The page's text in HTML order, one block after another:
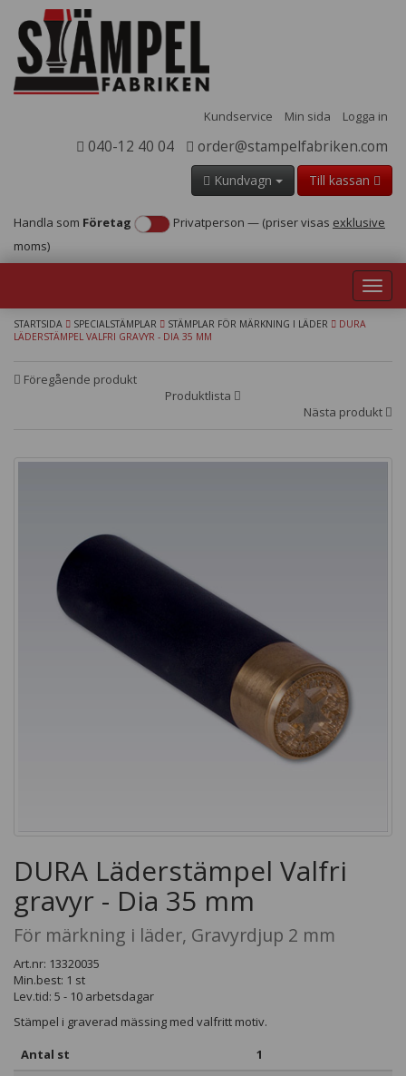
Kundservice Min sida Logga in
040-12 40 04 order@stampelfabriken.com
Kundvagn Till kassan
Handla som Företag Privatperson — (priser visas exklusive
moms)
STARTSIDA SPECIALSTÄMPLAR STÄMPLAR FÖR MÄRKNING I LÄDER
DURA
LÄDERSTÄMPEL VALFRI GRAVYR - DIA 35 MM
Föregående produkt
Produktlista
Nästa produkt
DURA Läderstämpel Valfri
gravyr - Dia 35 mm
För märkning i läder, Gravyrdjup 2 mm
Art.nr: 13320035
Min.best: 1 st
Lev.tid: 5 - 10 arbetsdagar
Stämpel i graverad mässing med valfritt motiv.
Antal st
1